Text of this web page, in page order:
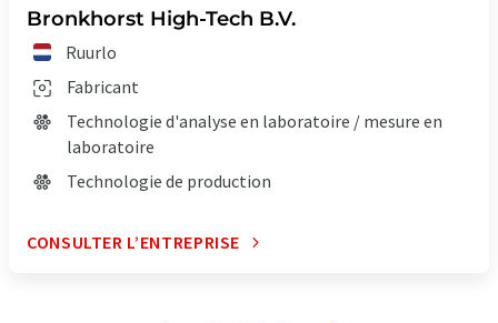
Bronkhorst High-Tech B.V.
Ruurlo
Fabricant
Technologie d'analyse en laboratoire / mesure en
laboratoire
Technologie de production
CONSULTER L’ENTREPRISE